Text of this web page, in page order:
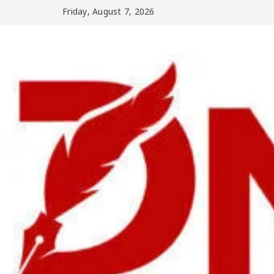
Friday, August 7, 2026